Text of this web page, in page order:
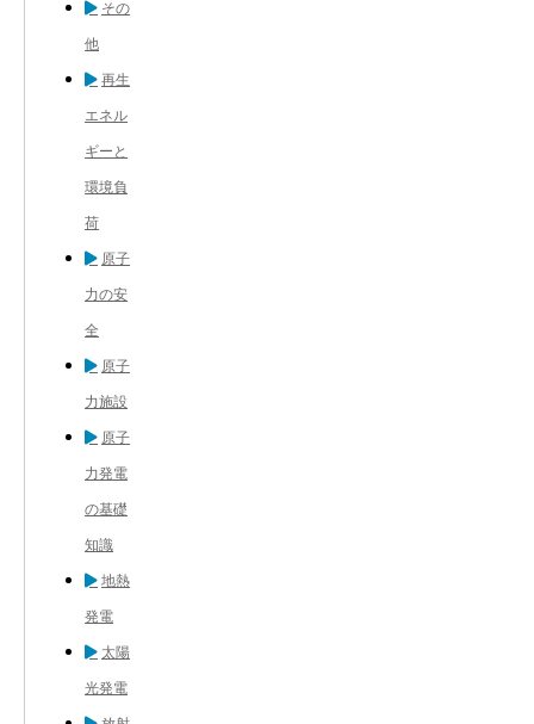
その
他
再生
エネル
ギーと
環境負
荷
原子
力の安
全
原子
力施設
原子
力発電
の基礎
知識
地熱
発電
太陽
光発電